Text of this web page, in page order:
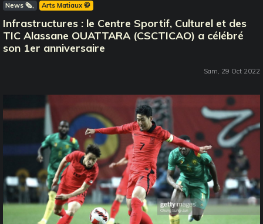
News 🗞️ Arts Matiaux 🥋
Infrastructures : le Centre Sportif, Culturel et des
TIC Alassane OUATTARA (CSCTICAO) a célébré
son 1er anniversaire
Sam, 29 Oct 2022